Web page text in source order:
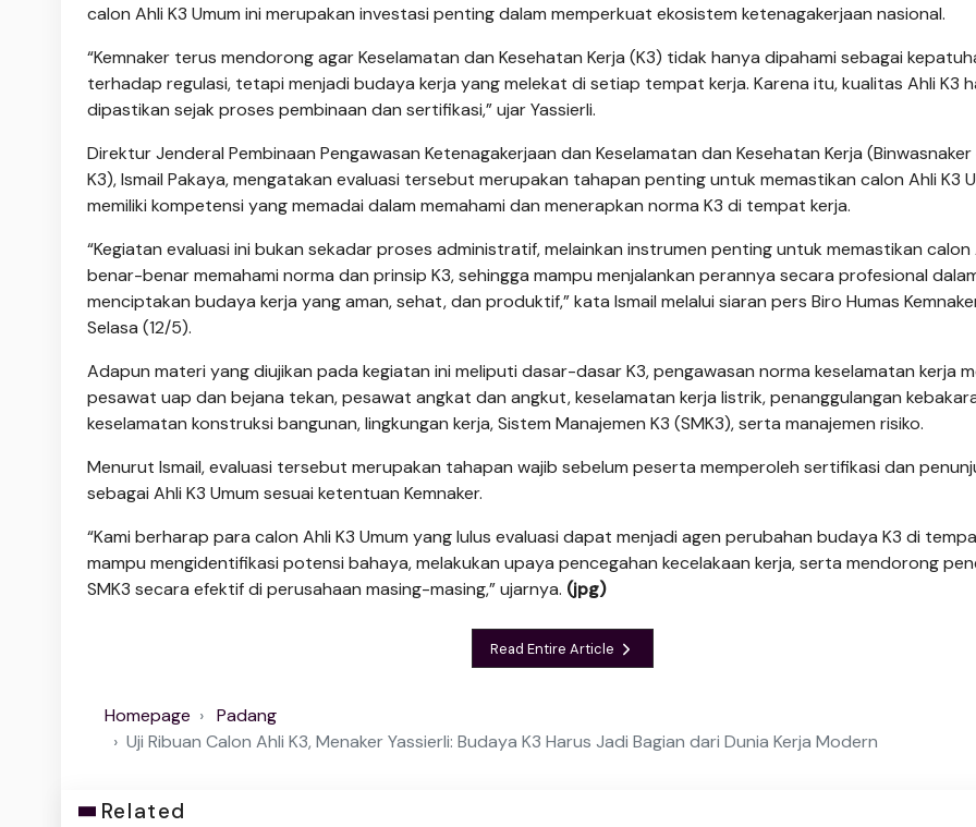
calon Ahli K3 Umum ini merupakan investasi penting dalam memperkuat ekosistem ketenagakerjaan nasional.
“Kemnaker terus mendorong agar Keselamatan dan Kesehatan Kerja (K3) tidak hanya dipahami sebagai
terhadap regulasi, tetapi menjadi budaya kerja yang melekat di setiap tempat kerja. Karena itu, kualitas Ahli K3
dipastikan sejak proses pembinaan dan sertifikasi,” ujar Yassierli.
Direktur Jenderal Pembinaan Pengawasan Ketenagakerjaan dan Keselamatan dan Kesehatan Kerja (Binwasnaker
K3), Ismail Pakaya, mengatakan evaluasi tersebut merupakan tahapan pen­ting untuk memastikan calon Ahli K3
memiliki kompetensi yang memadai dalam memahami dan menerapkan norma K3 di tempat kerja.
“Kegiatan evaluasi ini bukan sekadar proses administratif, melainkan instrumen penting untuk memastikan calon
benar-benar memahami norma dan prinsip K3, sehingga mampu menjalankan perannya secara profesional
menciptakan budaya kerja yang aman, sehat, dan produktif,” kata Ismail melalui siaran pers Biro Humas
Selasa (12/5).
Adapun materi yang diujikan pada kegiatan ini meliputi dasar-dasar K3, pengawasan norma keselamatan kerja
pesawat uap dan bejana tekan, pesawat angkat dan angkut, keselamatan kerja listrik, penanggulangan
keselamatan konstruksi bangunan, lingkungan kerja, Sistem Manajemen K3 (SMK3), serta manajemen risiko.
Menurut Ismail, evaluasi tersebut merupakan tahapan wajib sebelum peserta memperoleh sertifikasi dan
sebagai Ahli K3 Umum sesuai ketentuan Kemnaker.
“Kami berharap para calon Ahli K3 Umum yang lulus evaluasi dapat menjadi agen perubahan budaya K3 di
mampu mengidentifikasi potensi bahaya, melakukan upaya pencegahan kecelakaan kerja, serta mendorong
SMK3 secara efektif di perusahaan masing-masing,” ujarnya. (jpg)
Read Entire Article
Homepage
Padang
Uji Ribuan Calon Ahli K3, Menaker Yassierli: Budaya K3 Harus Jadi Bagian dari Dunia Kerja Modern
Related